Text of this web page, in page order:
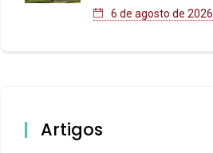
6 de agosto de 2026
Artigos